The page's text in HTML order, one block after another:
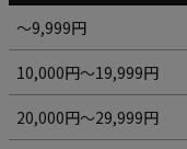
～9,999円
10,000円～19,999円
20,000円～29,999円